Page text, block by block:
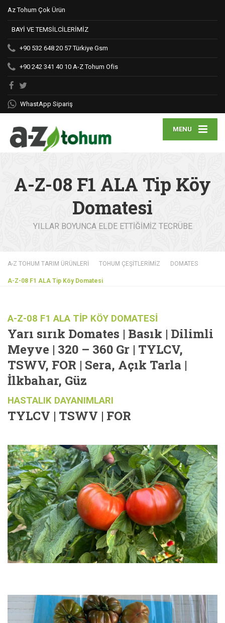
Az Tohum Çok Ürün
BAYİ VE TEMSİLCİLERİMİZ
+90 532 648 20 57 Türkiye Gsm
+90 242 341 40 10 A-Z Tohum Ofis
WhastApp Sipariş
MENU
A-Z-08 F1 ALA Tip Köy
Domatesi
YILLAR BOYUNCA ELDE ETTİĞİMİZ TECRÜBE
A-Z TOHUM TARIM ÜRÜNLERİ TOHUM ÇEŞİTLERİMİZ DOMATES
A-Z-08 F1 ALA Tip Köy Domatesi
A-Z-08 F1 ALA TİP KÖY DOMATESİ
Yarı sırık Domates | Basık | Dilimli
Meyve | 320 – 360 Gr | TYLCV,
TSWV, FOR | Sera, Açık Tarla |
İlkbahar, Güz
HASTALIK DAYANIMLARI
TYLCV | TSWV | FOR